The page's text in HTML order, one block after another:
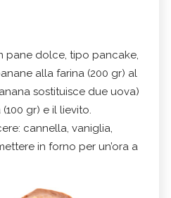
pane dolce, tipo pancake,
alla farina (200 gr) al
sostituisce due uova)
gr) e il lievito.
cannella, vaniglia,
in forno per un’ora a